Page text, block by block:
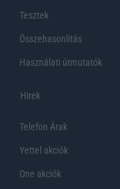
Tesztek
Összehasonlítás
Használati útmutatók
Hirek
Telefon Árak
Yettel akciók
One akciók